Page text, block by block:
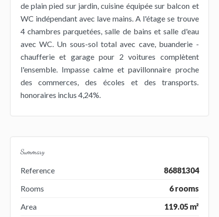
de plain pied sur jardin, cuisine équipée sur balcon et
WC indépendant avec lave mains. A l'étage se trouve
4 chambres parquetées, salle de bains et salle d'eau
avec WC. Un sous-sol total avec cave, buanderie -
chaufferie et garage pour 2 voitures complètent
l'ensemble. Impasse calme et pavillonnaire proche
des commerces, des écoles et des transports.
honoraires inclus 4,24%.
Summary
Reference
86881304
Rooms
6 rooms
Area
119.05 m²